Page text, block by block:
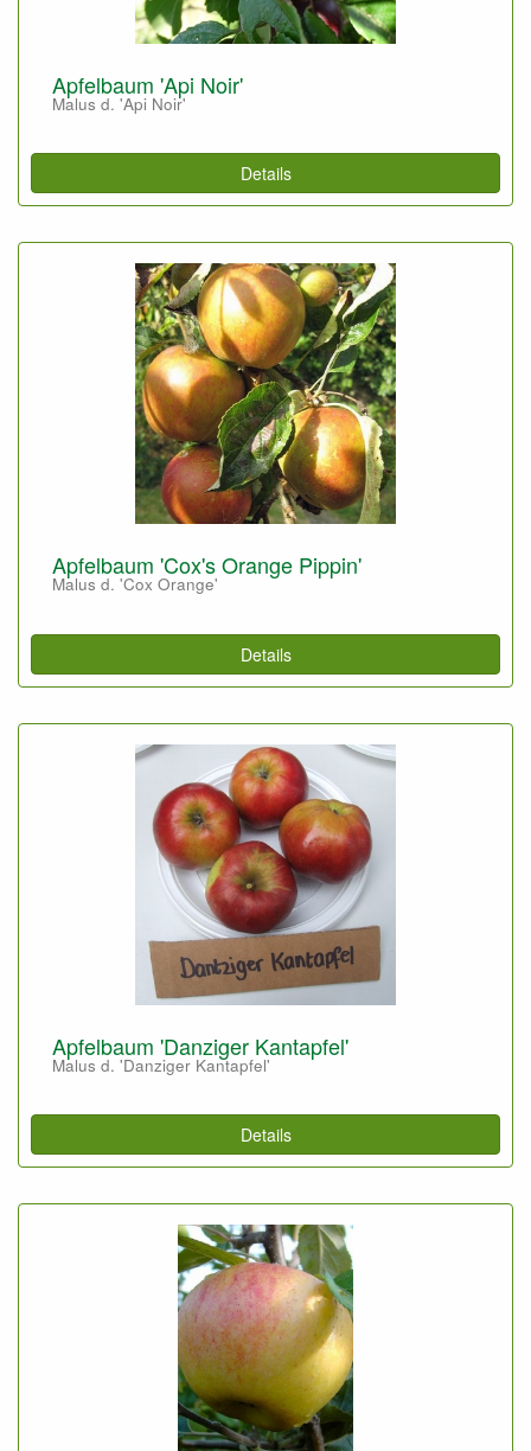
Apfelbaum 'Api Noir'
Malus d. 'Api Noir'
Details
Apfelbaum 'Cox's Orange Pippin'
Malus d. 'Cox Orange'
Details
Apfelbaum 'Danziger Kantapfel'
Malus d. 'Danziger Kantapfel'
Details